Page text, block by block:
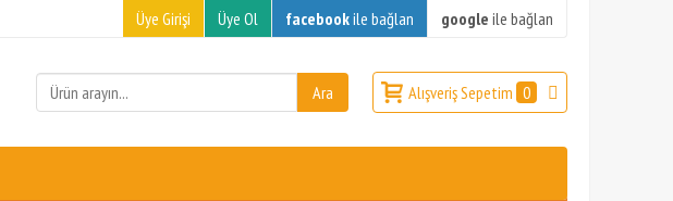
Üye Girişi Üye Ol facebookile bağlan google ile bağlan
Alışveriş Sepetim 0